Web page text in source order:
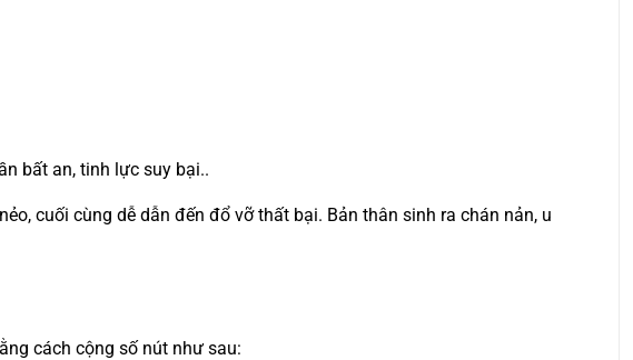
bất an, tinh lực suy bại..
cuối cùng dễ dẫn đến đổ vỡ thất bại. Bản thân sinh ra chán nản, u
cách cộng số nút như sau: